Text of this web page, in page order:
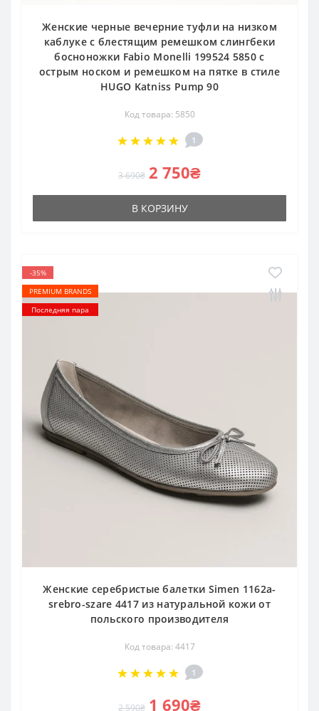
Женские черные вечерние туфли на низком
каблуке с блестящим ремешком слингбеки
босноножки Fabio Monelli 199524 5850 с
острым носком и ремешком на пятке в стиле
HUGO Katniss Pump 90
Код товара: 5850
1
3 690₴ 2 750₴
В КОРЗИНУ
-35%
PREMIUM BRANDS
Последняя пара
Женские серебристые балетки Simen 1162a-
srebro-szare 4417 из натуральной кожи от
польского производителя
Код товара: 4417
1
2 590₴ 1 690₴